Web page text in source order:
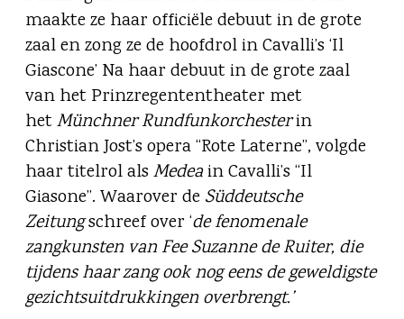
maakte ze haar officiële debuut in de grote
zaal en zong ze de hoofdrol in Cavalli’s ‘Il
Giascone’ Na haar debuut in de grote zaal
van het Prinzregententheater met
het Münchner Rundfunkorchesterin
Christian Jost’s opera “Rote Laterne”, volgde
haar titelrol als Medeain Cavalli’s “Il
Giasone”. Waarover de Süddeutsche
Zeitungschreef over ‘de fenomenale
zangkunsten van Fee Suzanne de Ruiter, die
tijdens haar zang ook nog eens de geweldigste
gezichtsuitdrukkingen overbrengt.’